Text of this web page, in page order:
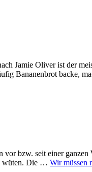
Jamie Oliver ist der
Bananenbrot backe,
bzw. seit einer
wüten. Die … Wir müssen